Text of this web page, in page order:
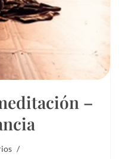
–